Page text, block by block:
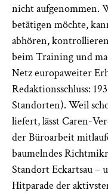
nicht aufgenommen.
betätigen möchte,
abhören,
beim Training und
Netz europaweiter
Redaktionsschluss:
Standorten). Weil
liefert, lässt Caren-
der Büroarbeit
baumelndes
Standort Eckartsau –
Hitparade der